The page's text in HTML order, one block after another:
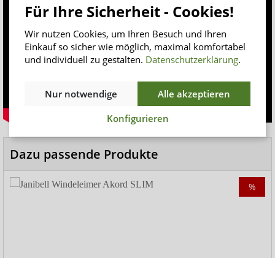
Dazu passende Produkte
%
Für Ihre Sicherheit - Cookies!
Wir nutzen Cookies, um Ihren Besuch und Ihren
Einkauf so sicher wie möglich, maximal komfortabel
und individuell zu gestalten. Datenschutzerklärung.
Nur notwendige
Alle akzeptieren
Konfigurieren